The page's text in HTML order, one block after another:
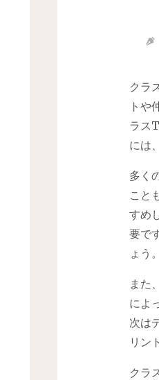
クラ
トや
ラス
には
多く
こと
すめ
要で
ょう。
また
によ
次は
リン
クラ